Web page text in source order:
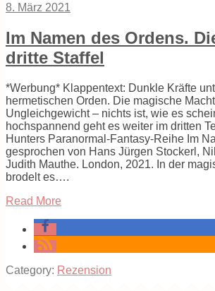
8. März 2021
Im Namen des Ordens.
dritte Staffel
*Werbung* Klappentext: Dunkle Kräfte
hermetischen Orden. Die magische
Ungleichgewicht – nichts ist, wie es
hochspannend geht es weiter im dritten
Hunters Paranormal-Fantasy-Reihe Im
gesprochen von Hans Jürgen Stockerl,
Judith Mauthe. London, 2021. In der
brodelt es….
Read More
Category: Rezension